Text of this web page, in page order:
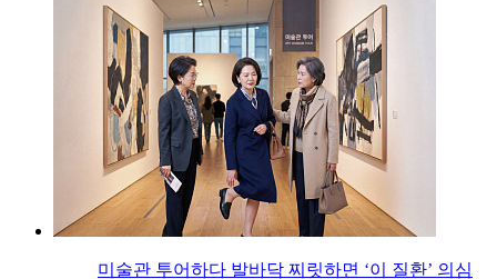
미술관 투어하다 발바닥 찌릿하면 ‘이 질환’ 의심